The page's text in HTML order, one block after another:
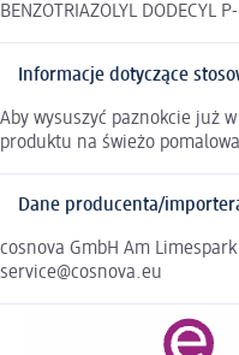
BENZOTRIAZOLYL DODECYL
Informacje dotyczące
Aby wysuszyć paznokcie już
produktu na świeżo
Dane producenta/
cosnova GmbH Am
service@cosnova.eu